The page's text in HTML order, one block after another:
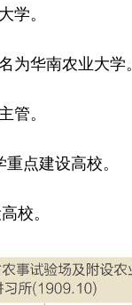
学。
为华南农业大学。
管。
点建设高校。
校。